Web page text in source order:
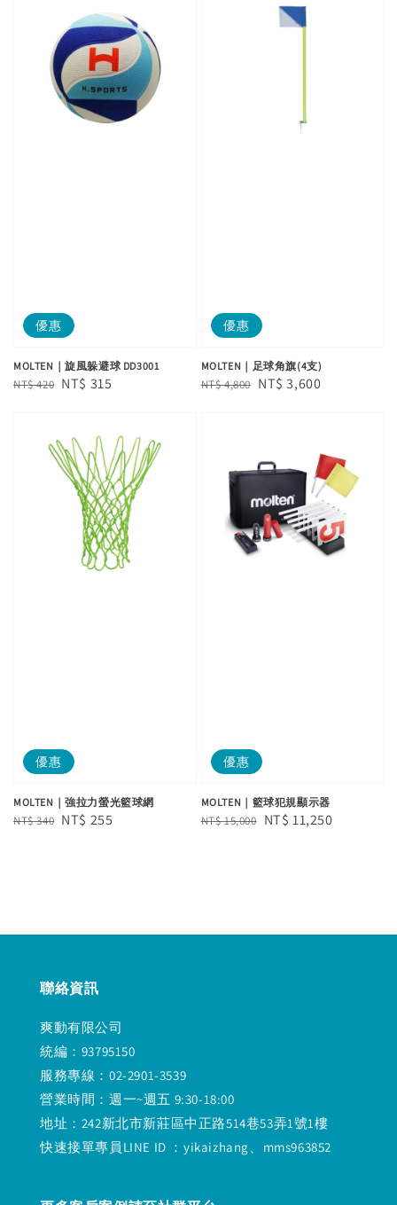
優惠
MOLTEN｜旋風躲避球 DD3001
Regular
NT$ 420 Sale
NT$ 315
優惠
MOLTEN｜足球角旗(4支)
Regular
NT$ 4,800 Sale
NT$ 3,600
優惠
MOLTEN｜強拉力螢光籃球網
Regular
NT$ 340 Sale
NT$ 255
優惠
MOLTEN｜籃球犯規顯示器
Regular
NT$ 15,000 Sale
NT$ 11,250
聯絡資訊
爽動有限公司
統編：93795150
服務專線：02-2901-3539
營業時間：週一~週五 9:30-18:00
地址：242新北市新莊區中正路514巷53弄1號1樓
快速接單專員LINE ID ：yikaizhang、mms963852